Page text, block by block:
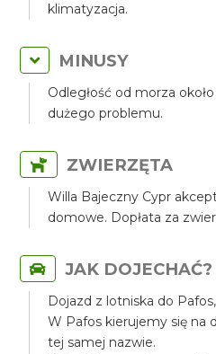
klimatyzacja.
MINUSY
Odległość od morza
dużego problemu.
ZWIERZĘTA
Willa Bajeczny Cypr
domowe. Dopłata za
JAK DOJECHAĆ?
Dojazd z lotniska do
W Pafos kierujemy się na
tej samej nazwie.